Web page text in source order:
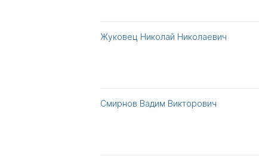
Жуковец Николай Николаевич
Смирнов Вадим Викторович